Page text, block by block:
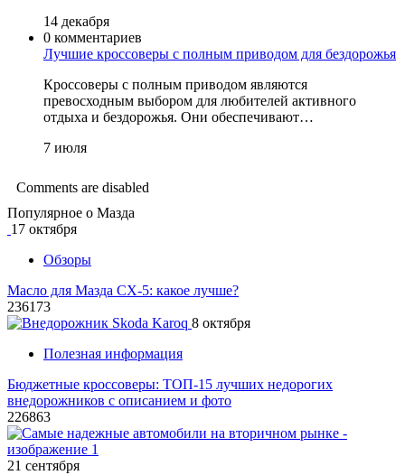
14 декабря
0 комментариев
Лучшие кроссоверы с полным приводом для бездорожья
Кроссоверы с полным приводом являются
превосходным выбором для любителей активного
отдыха и бездорожья. Они обеспечивают…
7 июля
Comments are disabled
Популярное о Мазда
17 октября
Обзоры
Масло для Мазда СХ-5: какое лучше?
236173
8 октября
Полезная информация
Бюджетные кроссоверы: ТОП-15 лучших недорогих
внедорожников с описанием и фото
226863
21 сентября